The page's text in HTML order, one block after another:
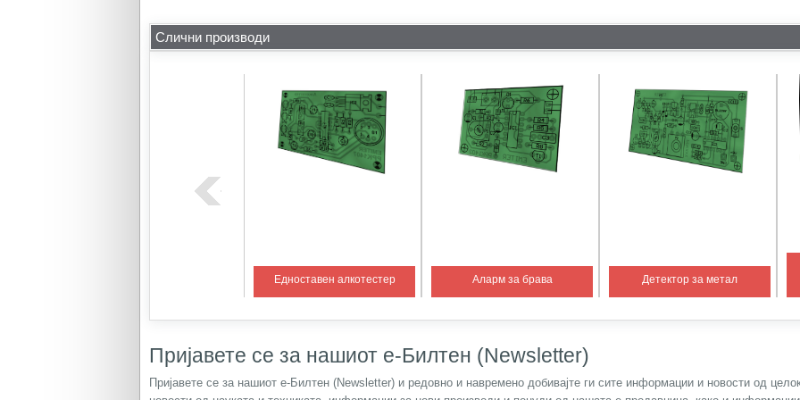
Слични производи
Едноставен алкотестер Аларм за брава Детектор за метал
Пријавете се за нашиот е-Билтен (Newsletter)
Пријавете се за нашиот е-Билтен (Newsletter) и редовно и навремено добивајте ги сите информации и новости од